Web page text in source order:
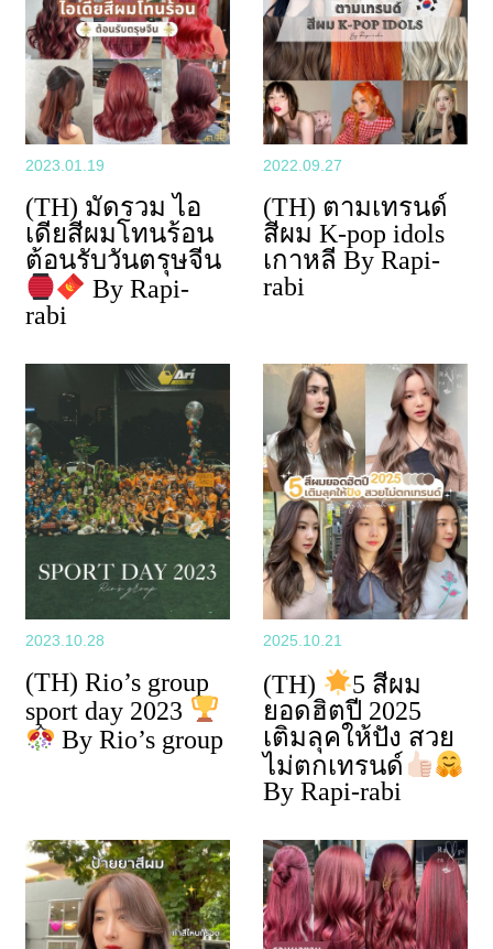
2023.01.19
(TH) มัดรวม ไอ
เดียสีผมโทนร้อน
ต้อนรับวันตรุษจีน
By Rapi-
rabi
2022.09.27
(TH) ตามเทรนด์
สีผม K-pop idols
เกาหลี By Rapi-
rabi
2023.10.28
(TH) Rio’s group
sport day 2023
By Rio’s group
2025.10.21
(TH)
5 สีผม
ยอดฮิตปี 2025
เติมลุคให้ปัง สวย
ไม่ตกเทรนด์
By Rapi-rabi